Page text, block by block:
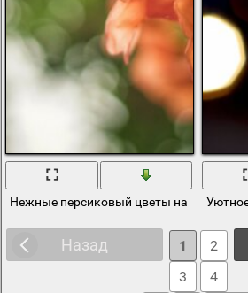
Нежные персиковый цветы на фоне
Назад 1
2
3
4